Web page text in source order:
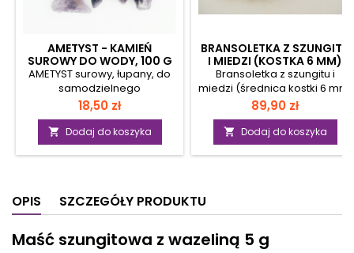
AMETYST - KAMIEŃ
SUROWY DO WODY, 100 G
AMETYST surowy, łupany, do
samodzielnego
przygotowania wody
ametystowej.100 gramowa
porcja ametystu wystarcza
do przygotowania 3 litrów
wody ametystowej. Jest
kątem wysokiej jakości i po
wstępnym opłukaniu nadaje
się do bezpośredniego
użycia.Lokalizacja: Brazylia ,
Cena
18,50 zł
 Dodaj do koszyka
BRANSOLETKA Z SZUNGITU
I MIEDZI (KOSTKA 6 MM)
Bransoletka z szungitu i
miedzi (średnica kostki 6 mm,
na elastycznej
gumce)Elegancka
bransoletka z szungitu i
miedzi to nie tylko wyjątkowy
dodatek, ale także
prozdrowotnych. Wykonana z
naturalnych kulek szungitu i
miedzianych elementów,
prezentuje się subtelnie i
Cena
89,90 zł
 Dodaj do koszyka
OPIS SZCZEGÓŁY PRODUKTU
Maść szungitowa z wazeliną 5 g